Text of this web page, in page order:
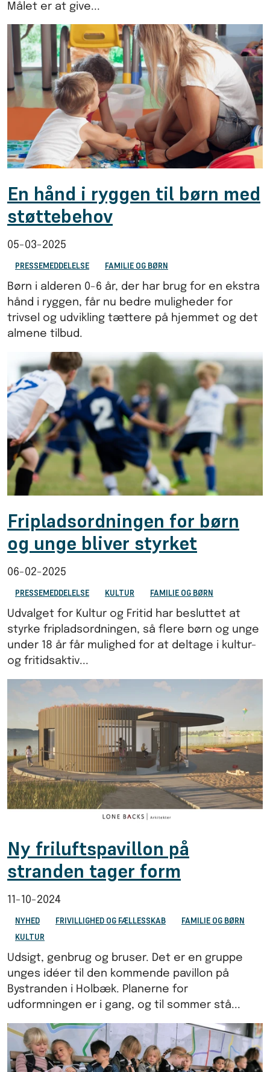
Målet er at give...
En hånd i ryggen til børn med
støttebehov
05-03-2025
PRESSEMEDDELELSE FAMILIE OG BØRN
Børn i alderen 0-6 år, der har brug for en ekstra
hånd i ryggen, får nu bedre muligheder for
trivsel og udvikling tættere på hjemmet og det
almene tilbud.
Fripladsordningen for børn
og unge bliver styrket
06-02-2025
PRESSEMEDDELELSE KULTUR FAMILIE OG BØRN
Udvalget for Kultur og Fritid har besluttet at
styrke fripladsordningen, så flere børn og unge
under 18 år får mulighed for at deltage i kultur-
og fritidsaktiv...
Ny friluftspavillon på
stranden tager form
11-10-2024
NYHED FRIVILLIGHED OG FÆLLESSKAB
FAMILIE OG BØRN
KULTUR
Udsigt, genbrug og bruser. Det er en gruppe
unges idéer til den kommende pavillon på
Bystranden i Holbæk. Planerne for
udformningen er i gang, og til sommer stå...